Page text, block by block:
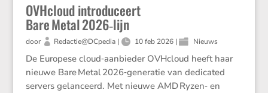
OVHcloud introduceert
Bare Metal 2026‑lijn
door Redactie@DCpedia| 10 feb 2026 | Nieuws
De Europese cloud‑aanbieder OVHcloud heeft haar
nieuwe Bare Metal 2026‑generatie van dedicated
servers gelanceerd. Met nieuwe AMD Ryzen‑ en